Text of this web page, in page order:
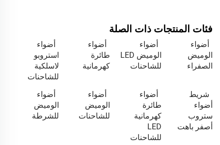
فئات المنتجات ذات الصلة
أضواء
الوميض
الصفراء
أضواء
الوميض LED
للشاحنات
أضواء
طائرة
كهرمانية
أضواء
استروبو
لاسلكية
للشاحنات
شريط
أضواء
ستروب
أصفر باهت
أضواء
طائرة
كهرمانية
LED
للشاحنات
أضواء
الوميض
للشاحنات
أضواء
الوميض
للشرطة